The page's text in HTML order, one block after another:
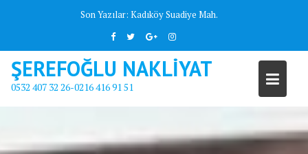
Son Yazılar: Kadıköy Suadiye Mah.
ŞEREFOĞLU NAKLİYAT
0532 407 32 26-0216 416 91 51